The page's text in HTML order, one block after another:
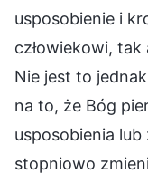
usposobienie i
człowiekowi, tak
Nie jest to
na to, że Bóg
usposobienia
stopniowo